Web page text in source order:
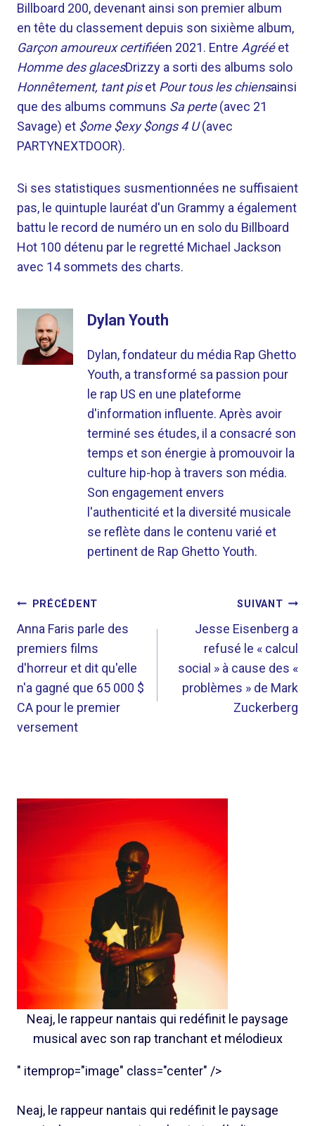
Billboard 200, devenant ainsi son premier album
en tête du classement depuis son sixième album,
Garçon amoureux certifiéen 2021. Entre Agrééet
Homme des glacesDrizzy a sorti des albums solo
Honnêtement, tant piset Pour tous les chiensainsi
que des albums communs Sa perte(avec 21
Savage) et $ome $exy $ongs 4 U(avec
PARTYNEXTDOOR).
Si ses statistiques susmentionnées ne suffisaient
pas, le quintuple lauréat d'un Grammy a également
battu le record de numéro un en solo du Billboard
Hot 100 détenu par le regretté Michael Jackson
avec 14 sommets des charts.
Dylan Youth
Dylan, fondateur du média Rap Ghetto
Youth, a transformé sa passion pour
le rap US en une plateforme
d'information influente. Après avoir
terminé ses études, il a consacré son
temps et son énergie à promouvoir la
culture hip-hop à travers son média.
Son engagement envers
l'authenticité et la diversité musicale
se reflète dans le contenu varié et
pertinent de Rap Ghetto Youth.
NAVIGATION
DE
L’ARTICLE
PRÉCÉDENT
Anna Faris parle des
premiers films
d'horreur et dit qu'elle
n'a gagné que 65 000 $
CA pour le premier
versement
SUIVANT
Jesse Eisenberg a
refusé le « calcul
social » à cause des «
problèmes » de Mark
Zuckerberg
Neaj, le rappeur nantais qui redéfinit le paysage
musical avec son rap tranchant et mélodieux
" itemprop="image" class="center" />
Neaj, le rappeur nantais qui redéfinit le paysage